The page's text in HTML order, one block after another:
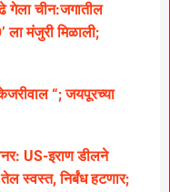
गेला चीन:जगातील
ला मंजुरी मिळाली;
“; जयपूरच्या
US-इराण डीलने
स्वस्त, निर्बंध हटणार;